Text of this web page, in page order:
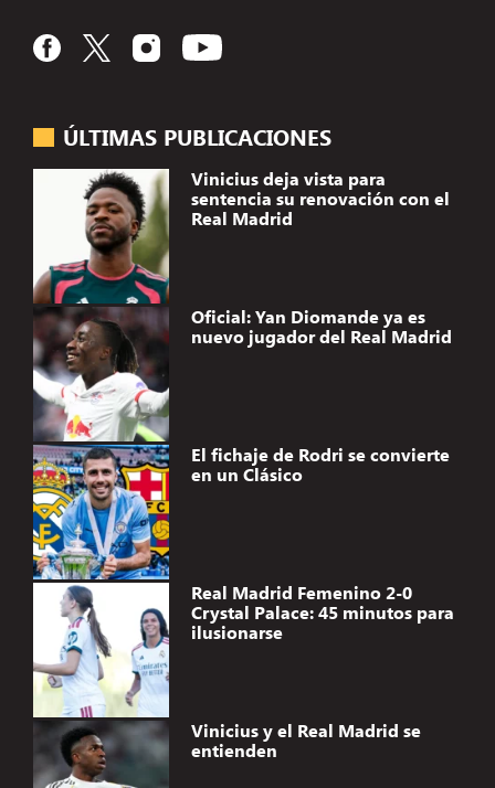
ÚLTIMAS PUBLICACIONES
Vinicius deja vista para
sentencia su renovación con el
Real Madrid
Oficial: Yan Diomande ya es
nuevo jugador del Real Madrid
El fichaje de Rodri se convierte
en un Clásico
Real Madrid Femenino 2-0
Crystal Palace: 45 minutos para
ilusionarse
Vinicius y el Real Madrid se
entienden